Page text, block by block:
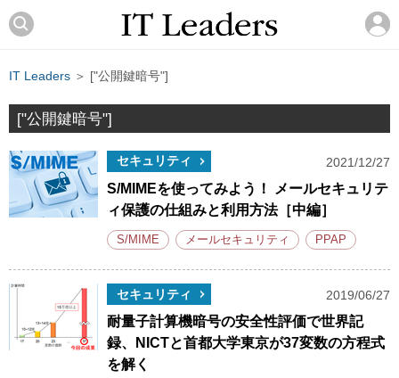
IT Leaders ＞ ["公開鍵暗号"]
["公開鍵暗号"]
セキュリティ 2021/12/27
S/MIMEを使ってみよう！ メールセキュリテ
ィ保護の仕組みと利用方法［中編］
S/MIME メールセキュリティ PPAP
セキュリティ 2019/06/27
耐量子計算機暗号の安全性評価で世界記
録、NICTと首都大学東京が37変数の方程式
を解く